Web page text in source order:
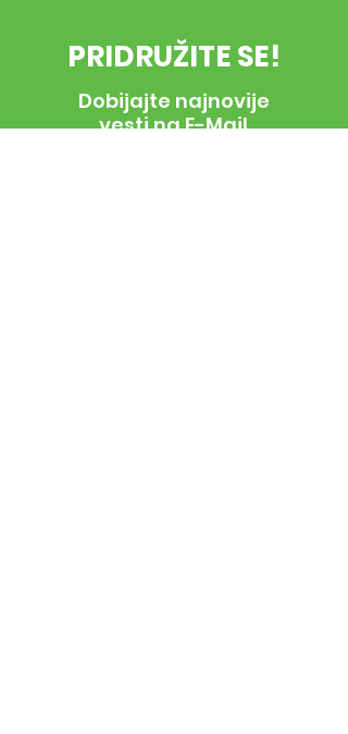
PRIDRUŽITE SE!
Dobijajte najnovije
vesti na E-Mail